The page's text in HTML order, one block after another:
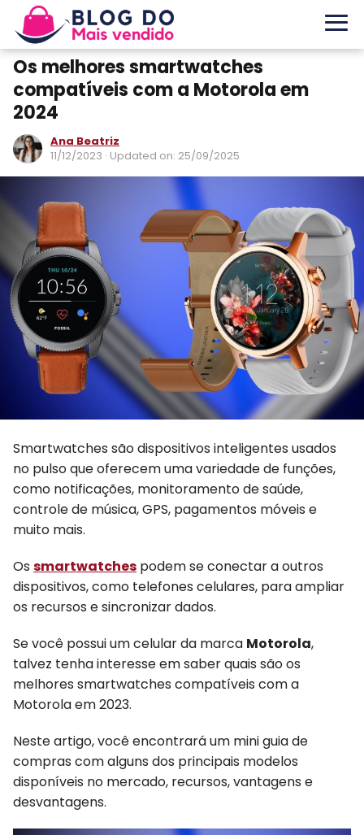
Os melhores smartwatches
compatíveis com a Motorola em
2024
Ana Beatriz
11/12/2023 · Updated on: 25/09/2025
Smartwatches são dispositivos inteligentes usados
no pulso que oferecem uma variedade de funções,
como notificações, monitoramento de saúde,
controle de música, GPS, pagamentos móveis e
muito mais.
Os smartwatches podem se conectar a outros
dispositivos, como telefones celulares, para ampliar
os recursos e sincronizar dados.
Se você possui um celular da marca Motorola,
talvez tenha interesse em saber quais são os
melhores smartwatches compatíveis com a
Motorola em 2023.
Neste artigo, você encontrará um mini guia de
compras com alguns dos principais modelos
disponíveis no mercado, recursos, vantagens e
desvantagens.